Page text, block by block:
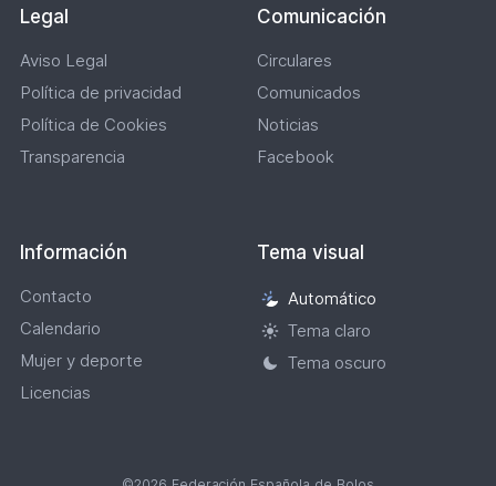
Legal
Aviso Legal
Política de privacidad
Política de Cookies
Transparencia
Comunicación
Circulares
Comunicados
Noticias
Facebook
Información
Contacto
Calendario
Mujer y deporte
Licencias
Tema visual
Selección
de
tema
Automático
Tema claro
Tema oscuro